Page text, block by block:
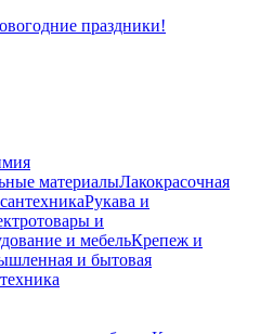
праздники!
материалыЛакокрасочная
Рукава и
и
и мебельКрепеж и
и бытовая